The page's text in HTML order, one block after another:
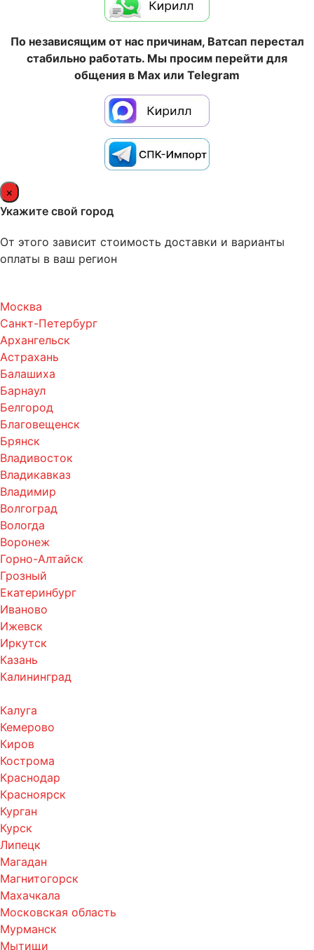
По независящим от нас причинам, Ватсап перестал
стабильно работать. Мы просим перейти для
общения в Max или Telegram
×
Укажите свой город
От этого зависит стоимость доставки и варианты
оплаты в ваш регион
Москва
Санкт-Петербург
Архангельск
Астрахань
Балашиха
Барнаул
Белгород
Благовещенск
Брянск
Владивосток
Владикавказ
Владимир
Волгоград
Вологда
Воронеж
Горно-Алтайск
Грозный
Екатеринбург
Иваново
Ижевск
Иркутск
Казань
Калининград
Калуга
Кемерово
Киров
Кострома
Краснодар
Красноярск
Курган
Курск
Липецк
Магадан
Магнитогорск
Махачкала
Московская область
Мурманск
Мытищи